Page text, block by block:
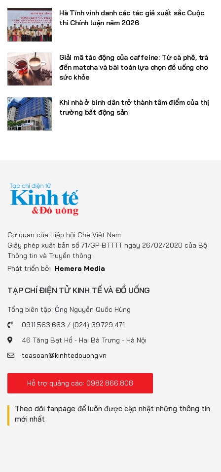
Hà Tĩnh vinh danh các tác giả xuất sắc Cuộc
thi Chính luận năm 2026
Giải mã tác động của caffeine: Từ cà phê, trà
đến matcha và bài toán lựa chọn đồ uống cho
sức khỏe
Khi nhà ở bình dân trở thành tâm điểm của thị
trường bất động sản
Cơ quan của Hiệp hội Chè Việt Nam
Giấy phép xuất bản số 71/GP-BTTTT ngày 26/02/2020 của Bộ
Thông tin và Truyền thông.
Phát triển bởi Hemera Media
TẠP CHÍ ĐIỆN TỬ KINH TẾ VÀ ĐỒ UỐNG
Tổng biên tập: Ông Nguyễn Quốc Hùng
0911.563.663 / (024) 39.729.471
46 Tăng Bạt Hổ - Hai Bà Trưng - Hà Nội
toasoan@kinhtedouong.vn
Hỗ trợ quảng cáo: 0982.866.808
Theo dõi fanpage để luôn được cập nhật những thông tin
mới nhất